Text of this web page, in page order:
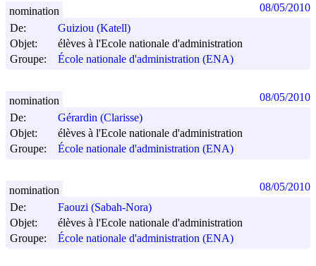
De:
Guiziou (Katell)
Objet:
élèves à l'Ecole nationale d'administration
Groupe:
École nationale d'administration (ENA)
nomination 08/05/2010
De:
Gérardin (Clarisse)
Objet:
élèves à l'Ecole nationale d'administration
Groupe:
École nationale d'administration (ENA)
nomination 08/05/2010
De:
Faouzi (Sabah-Nora)
Objet:
élèves à l'Ecole nationale d'administration
Groupe:
École nationale d'administration (ENA)
nomination 08/05/2010